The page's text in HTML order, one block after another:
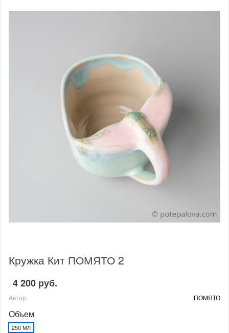
Кружка Кит ПОМЯТО 2
4 200 руб.
Автор ПОМЯТО
Объем
250 МЛ